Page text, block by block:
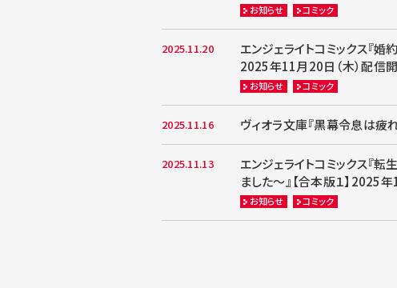
お知らせ コミック
2025.11.20
エンジェライトコミックス『
2025年11月20日（木）配信
お知らせ コミック
2025.11.16 ヴィオラ文庫『黒幕令息は疲
2025.11.13
エンジェライトコミックス『
ました～』【合本版１】2025
お知らせ コミック